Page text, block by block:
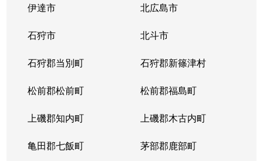
伊達市 北広島市
石狩市 北斗市
石狩郡当別町 石狩郡新篠津村
松前郡松前町 松前郡福島町
上磯郡知内町 上磯郡木古内町
亀田郡七飯町 茅部郡鹿部町